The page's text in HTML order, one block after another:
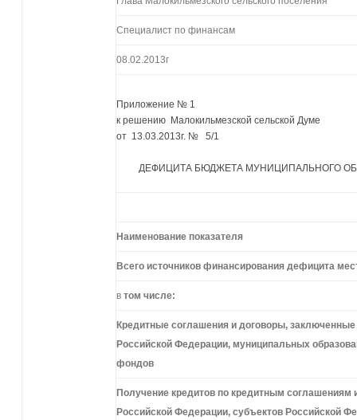
Специалист по финансам
08.02.2013г
Приложение № 1
к решению Малокильмезской сельской Думе
от 13.03.2013г. № 5/1
ДЕФИЦИТА БЮДЖЕТА МУНИЦИПАЛЬНОГО
Наименование показателя
Всегоисточниковфинансированиядефицита
втомчисле:
Кредитныесоглашенияидоговоры,
РоссийскойФедерации, муниципальных
фондов
Получениекредитов покредитнымсоглашениям
РоссийскойФедерации,субъектов Российской